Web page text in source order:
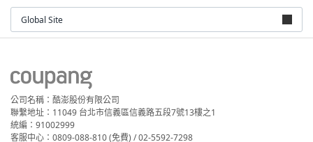
Global Site
公司名稱：酷澎股份有限公司
聯繫地址：11049 台北市信義區信義路五段7號13樓之1
統編：91002999
客服中心：0809-088-810 (免費) / 02-5592-7298